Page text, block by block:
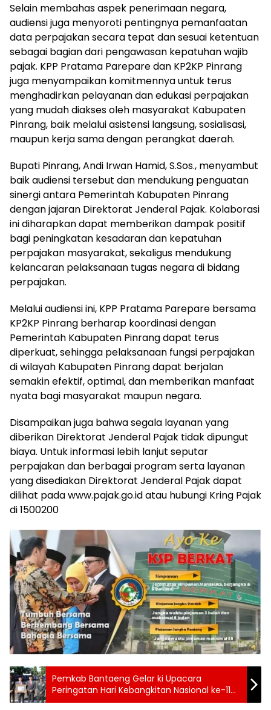
Selain membahas aspek penerimaan negara,
audiensi juga menyoroti pentingnya pemanfaatan
data perpajakan secara tepat dan sesuai ketentuan
sebagai bagian dari pengawasan kepatuhan wajib
pajak. KPP Pratama Parepare dan KP2KP Pinrang
juga menyampaikan komitmennya untuk terus
menghadirkan pelayanan dan edukasi perpajakan
yang mudah diakses oleh masyarakat Kabupaten
Pinrang, baik melalui asistensi langsung, sosialisasi,
maupun kerja sama dengan perangkat daerah.
Bupati Pinrang, Andi Irwan Hamid, S.Sos., menyambut
baik audiensi tersebut dan mendukung penguatan
sinergi antara Pemerintah Kabupaten Pinrang
dengan jajaran Direktorat Jenderal Pajak. Kolaborasi
ini diharapkan dapat memberikan dampak positif
bagi peningkatan kesadaran dan kepatuhan
perpajakan masyarakat, sekaligus mendukung
kelancaran pelaksanaan tugas negara di bidang
perpajakan.
Melalui audiensi ini, KPP Pratama Parepare bersama
KP2KP Pinrang berharap koordinasi dengan
Pemerintah Kabupaten Pinrang dapat terus
diperkuat, sehingga pelaksanaan fungsi perpajakan
di wilayah Kabupaten Pinrang dapat berjalan
semakin efektif, optimal, dan memberikan manfaat
nyata bagi masyarakat maupun negara.
Disampaikan juga bahwa segala layanan yang
diberikan Direktorat Jenderal Pajak tidak dipungut
biaya. Untuk informasi lebih lanjut seputar
perpajakan dan berbagai program serta layanan
yang disediakan Direktorat Jenderal Pajak dapat
dilihat pada www.pajak.go.id atau hubungi Kring Pajak
di 1500200
Pemkab Bantaeng Gelar ki Upacara
Peringatan Hari Kebangkitan Nasional ke-118
Tahun 2026